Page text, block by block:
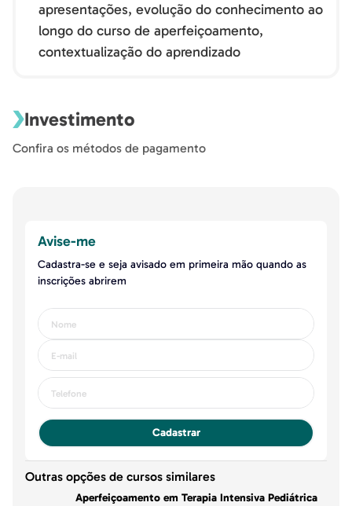
apresentações, evolução do conhecimento ao
longo do curso de aperfeiçoamento,
contextualização do aprendizado
Investimento
Confira os métodos de pagamento
Avise-me
Cadastra-se e seja avisado em primeira mão quando as
inscrições abrirem
Cadastrar
Outras opções de cursos similares
Aperfeiçoamento em Terapia Intensiva Pediátrica